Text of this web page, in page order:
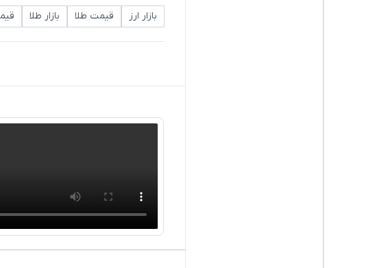
بازار ارز قیمت طلا بازار طلا